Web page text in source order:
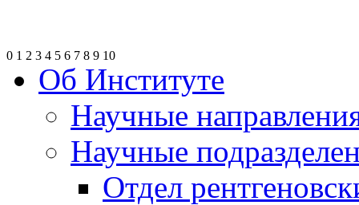
0 1 2 3 4 5 6 7 8 9 10
Об Институте
Научные
Научные
Отдел